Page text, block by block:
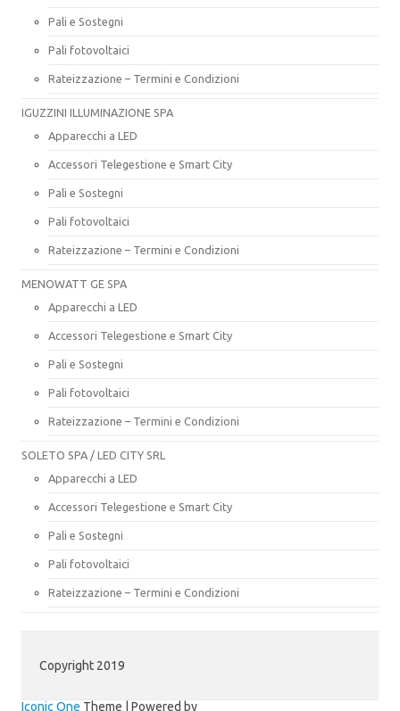
Pali e Sostegni
Pali fotovoltaici
Rateizzazione – Termini e Condizioni
IGUZZINI ILLUMINAZIONE SPA
Apparecchi a LED
Accessori Telegestione e Smart City
Pali e Sostegni
Pali fotovoltaici
Rateizzazione – Termini e Condizioni
MENOWATT GE SPA
Apparecchi a LED
Accessori Telegestione e Smart City
Pali e Sostegni
Pali fotovoltaici
Rateizzazione – Termini e Condizioni
SOLETO SPA / LED CITY SRL
Apparecchi a LED
Accessori Telegestione e Smart City
Pali e Sostegni
Pali fotovoltaici
Rateizzazione – Termini e Condizioni
Copyright 2019
Iconic One Theme | Powered by